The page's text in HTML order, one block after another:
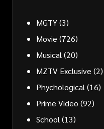
MGTY(3)
Movie (726)
Musical (20)
MZTV Exclusive (2)
Phychological (16)
Prime Video (92)
School (13)